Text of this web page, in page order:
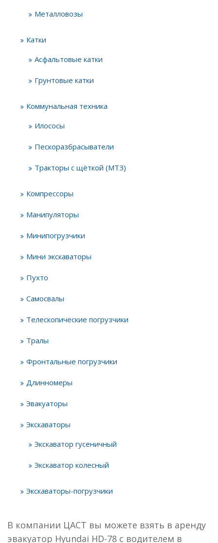
Металловозы
Катки
Асфальтовые катки
Грунтовые катки
Коммунальная техника
Илососы
Пескоразбрасыватели
Тракторы с щёткой (МТЗ)
Компрессоры
Манипуляторы
Минипогрузчики
Мини экскаваторы
Пухто
Самосвалы
Телескопические погрузчики
Тралы
Фронтальные погрузчики
Длинномеры
Эвакуаторы
Экскаваторы
Экскаватор гусеничный
Экскаватор колесный
Экскаваторы-погрузчики
В компании ЦАСТ вы можете взять в аренду
эвакуатор Hyundai HD-78 с водителем в